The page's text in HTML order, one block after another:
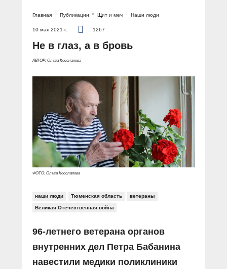
Главная Публикации Щит и меч Наши люди
10 мая 2021 г. 1267
Не в глаз, а в бровь
АВТОР: Ольга Косолапова
ФОТО: Ольга Косолапова
наши люди Тюменская область ветераны
Великая Отечественная война
96-летнего ветерана органов
внутренних дел Петра Бабанина
навестили медики поликлиники